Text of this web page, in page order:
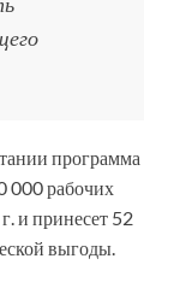
программа
000 рабочих
и принесет 52
выгоды.